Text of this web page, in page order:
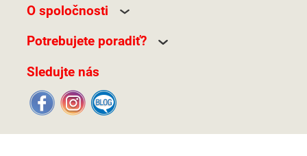
O spoločnosti
Potrebujete poradiť?
Sledujte nás